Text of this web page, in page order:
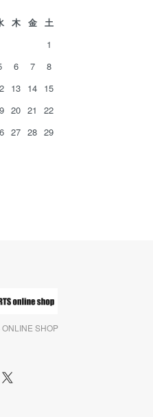
木 金
土
1
6 7
8
13 14 15
20 21
22
27 28 29
SHOP